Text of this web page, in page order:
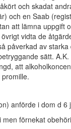
och skadat
och en Saab
att lämna uppgift
vidta de
påverkad av
sätt.
att
anförde i dom d 6
förnekat